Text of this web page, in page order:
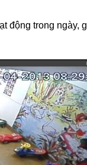
động trong ngày,